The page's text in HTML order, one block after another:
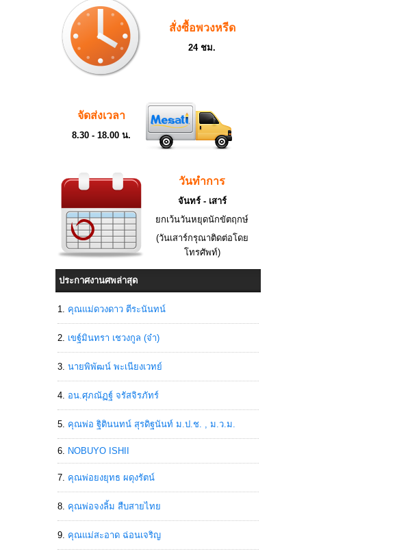
สั่งซื้อพวงหรีด
24 ชม.
จัดส่งเวลา
8.30 - 18.00 น.
วันทำการ
จันทร์ - เสาร์
ยกเว้นวันหยุดนักขัตฤกษ์
(วันเสาร์กรุณาติดต่อโดย
โทรศัพท์)
ประกาศงานศพล่าสุด
คุณแม่ดวงดาว ตีระนันทน์
เขฐ์มินทรา เชวงกูล (จ๋า)
นายพิพัฒน์ พะเนียงเวทย์
อน.ศุภณัฏฐ์ จรัสจิรภัทร์
คุณพ่อ ฐิตินนทน์ สุรดิฐนันท์ ม.ป.ช. , ม.ว.ม.
NOBUYO ISHII
คุณพ่อยงยุทธ ผดุงรัตน์
คุณพ่อจงลิ้ม สืบสายไทย
คุณแม่สะอาด ฉ่อนเจริญ